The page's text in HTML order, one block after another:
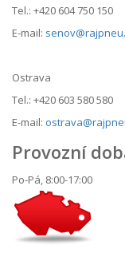
Tel.: +420 604 750 150
E-mail:
Ostrava
Tel.: +420 603 580 580
E-mail:
Provozní
Po-Pá, 8:00-17:00